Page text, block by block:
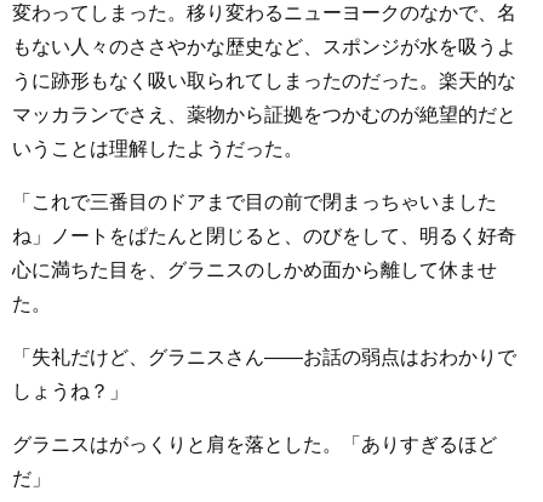
変わってしまった。移り変わるニューヨークのなかで、名
もない人々のささやかな歴史など、スポンジが水を吸うよ
うに跡形もなく吸い取られてしまったのだった。楽天的な
マッカランでさえ、薬物から証拠をつかむのが絶望的だと
いうことは理解したようだった。
「これで三番目のドアまで目の前で閉まっちゃいました
ね」ノートをぱたんと閉じると、のびをして、明るく好奇
心に満ちた目を、グラニスのしかめ面から離して休ませ
た。
「失礼だけど、グラニスさん――お話の弱点はおわかりで
しょうね？」
グラニスはがっくりと肩を落とした。「ありすぎるほど
だ」